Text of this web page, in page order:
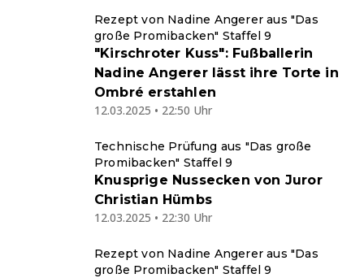
Rezept von Nadine Angerer aus "Das
große Promibacken" Staffel 9
"Kirschroter Kuss": Fußballerin
Nadine Angerer lässt ihre Torte in
Ombré erstahlen
12.03.2025 • 22:50 Uhr
Technische Prüfung aus "Das große
Promibacken" Staffel 9
Knusprige Nussecken von Juror
Christian Hümbs
12.03.2025 • 22:30 Uhr
Rezept von Nadine Angerer aus "Das
große Promibacken" Staffel 9